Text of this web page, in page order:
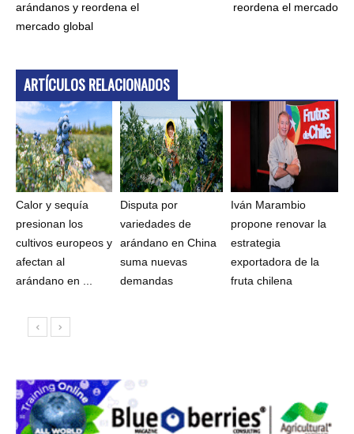
arándanos y reordena el
mercado global
reordena el mercado
ARTÍCULOS RELACIONADOS
Calor y sequía
presionan los
cultivos europeos y
afectan al
arándano en ...
Disputa por
variedades de
arándano en China
suma nuevas
demandas
Iván Marambio
propone renovar la
estrategia
exportadora de la
fruta chilena